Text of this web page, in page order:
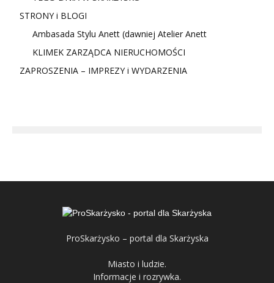
STRONY i BLOGI
Ambasada Stylu Anett (dawniej Atelier Anett
KLIMEK ZARZĄDCA NIERUCHOMOŚCI
ZAPROSZENIA – IMPREZY i WYDARZENIA
ProSkarżysko – portal dla Skarżyska
Miasto i ludzie.
Informacje i rozrywka.